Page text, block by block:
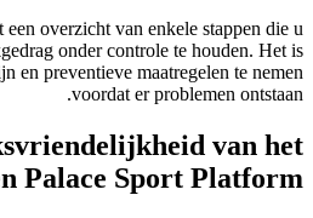
overzicht van enkele stappen die u
onder controle te houden. Het is
en preventieve maatregelen te nemen
voordat er problemen ontstaan.
van het
Palace Sport Platform